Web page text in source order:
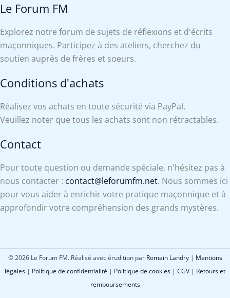
Le Forum FM
Explorez notre forum de sujets de réflexions et d'écrits
maçonniques. Participez à des ateliers, cherchez du
soutien auprès de frères et soeurs.
Conditions d'achats
Réalisez vos achats en toute sécurité via PayPal.
Veuillez noter que tous les achats sont non rétractables.
Contact
Pour toute question ou demande spéciale, n'hésitez pas à
nous contacter : contact@leforumfm.net. Nous sommes ici
pour vous aider à enrichir votre pratique maçonnique et à
approfondir votre compréhension des grands mystères.
© 2026 Le Forum FM. Réalisé avec érudition par Romain Landry| Mentions
légales | Politique de confidentialité | Politique de cookies | CGV | Retours et
remboursements